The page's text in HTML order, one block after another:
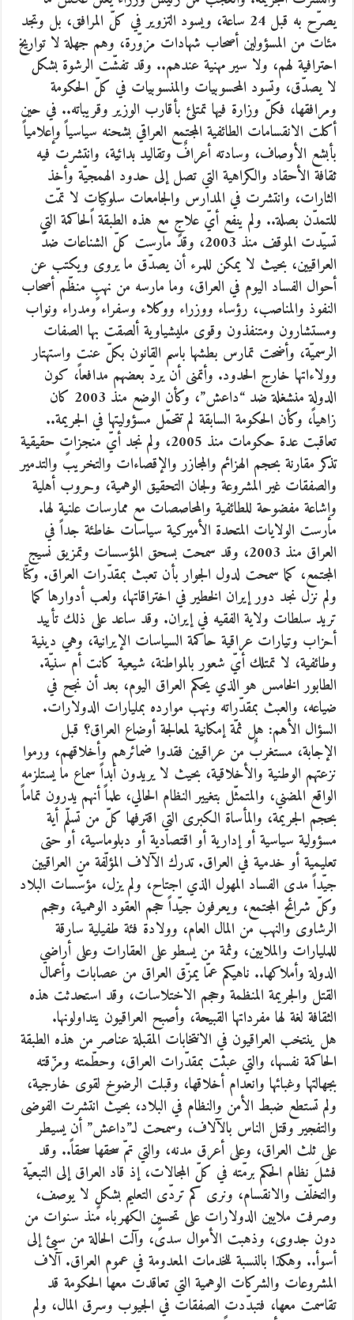
يصرّح به قبل 24 ساعة، ويسود التزوير في كلّ المرافق، بل وتجد
مئات من المسؤولين أصحاب شهادات مزوّرة، وهم جهلة لا تواريخ
احترافية لهم، ولا سير مهنية عندهم.. وقد تفشّت الرشوة بشكل
لا يصدّق، وتسود المحسوبيات والمنسوبيات في كلّ الحكومة
ومرافقها، فكلّ وزارة فيها تمتلئ بأقارب الوزير وقريباته.. في حين
أكلت الانقسامات الطائفية المجتمع العراقي بشحنه سياسياً وإعلامياً
بأبشع الأوصاف، وسادته أعرافٌ وتقاليد بدائية، وانتشرت فيه
ثقافة الأحقاد والكراهية التي تصل إلى حدود الهمجيّة وأخذ
الثارات، وانتشرت في المدارس والجامعات سلوكياتٍ لا تمّت
للتمدّن بصلة.. ولم ينفع أيّ علاجٍ مع هذه الطبقة الحاكمة التي
تسيّدت الموقف منذ 2003، وقد مارست كلّ الشناعات ضدّ
العراقيين، بحيث لا يمكن للمرء أن يصدّق ما يروى ويكتب عن
أحوال الفساد اليوم في العراق، وما مارسه من نهبٍ منظّم أصحاب
النفوذ والمناصب، رؤساء ووزراء ووكلاء وسفراء ومدراء ونواب
ومستشارون ومتنفذون وقوى مليشياوية ألصقت بها الصفات
الرسميّة، وأضحت تمارس بطشها باسم القانون بكلّ عنت واستهتار
وولاءاتها خارج الحدود. وأتمنى أن يردّ بعضهم مدافعاً، كون
الدولة منشغلة ضد “داعش”، وكأن الوضع منذ 2003 كان
زاهياً، وكأن الحكومة السابقة لم تتحمّل مسؤوليتها في الجريمة..
تعاقبت عدة حكومات منذ 2005، ولم نجد أيّ منجزاتٍ حقيقية
تذكر مقارنة بحجم الهزائم والمجازر والإقصاءات والتخريب والتدمير
والصفقات غير المشروعة ولجان التحقيق الوهمية، وحروب أهلية
وإشاعة مفضوحة للطائفية والمحاصصات مع ممارسات علنية لها.
مارست الولايات المتحدة الأميركية سياسات خاطئة جداً في
العراق منذ 2003، وقد سمحت بسحق المؤسسات وتمزيق نسيج
المجتمع، كما سمحت لدول الجوار بأن تعبث بمقدّرات العراق. وكنّا
ولم نزل نجد دور إيران الخطير في اختراقاتها، ولعب أدوارها كما
تريد سلطات ولاية الفقيه في إيران. وقد ساعد على ذلك تأييد
أحزاب وتيارات عراقية حاكمة السياسات الإيرانية، وهي دينية
وطائفية، لا تمتلك أيّ شعور بالمواطنة، شيعية كانت أم سنيّة.
الطابور الخامس هو الذي يحكم العراق اليوم، بعد أن نجح في
ضياعه، والعبث بمقدّراته ونهب موارده بمليارات الدولارات.
السؤال الأهم: هل ثمّة إمكانية لمعالجة أوضاع العراق؟ قبل
الإجابة، مستغربٌ من عراقيين فقدوا ضمائرهم وأخلاقهم، ورموا
نزعتهم الوطنية والأخلاقية، بحيث لا يريدون أبداً سماع ما يستلزمه
الواقع المضني، والمتمثّل بتغيير النظام الحالي، علماً أنهم يدرون تماماً
بحجم الجريمة، والمأساة الكبرى التي اقترفها كلّ من تسلّم أية
مسؤولية سياسية أو إدارية أو اقتصادية أو دبلوماسية، أو حتى
تعليمية أو خدمية في العراق. تدرك الآلاف المؤلّفة من العراقيين
جيّداً مدى الفساد المهول الذي اجتاح، ولم يزل، مؤسّسات البلاد
وكلّ شرائح المجتمع، ويعرفون جيّداً حجم العقود الوهمية، وحجم
الرشاوى والنهب من المال العام، وولادة فئة طفيلية سارقة
للمليارات والملايين، وثمة من يسطو على العقارات وعلى أراضي
الدولة وأملاكها.. ناهيكم عمّا يمزّق العراق من عصابات وأعمال
القتل والجريمة المنظمة وحجم الاختلاسات، وقد استحدثت هذه
الثقافة لغة لها مفرداتها القبيحة، وأصبح العراقيون يتداولونها.
هل ينتخب العراقيون في الانتخابات المقبلة عناصر من هذه الطبقة
الحاكمة نفسها، والتي عبثت بمقدّرات العراق، وحطّمته ومزّقته
بجهالتها وغبائها وانعدام أخلاقها، وقبلت الرضوخ لقوى خارجية،
ولم تستطع ضبط الأمن والنظام في البلاد، بحيث انتشرت الفوضى
والتفجير وقتل الناس بالآلاف، وسمحت لـ”داعش” أن يسيطر
على ثلث العراق، وعلى أعرق مدنه، والتي تمّ سحقها سحقاً.. وقد
فشلَ نظام الحكم برمّته في كلّ المجالات، إذ قاد العراق إلى التبعيّة
والتخلّف والانقسام، ونرى كم تردّى التعليم بشكلٍ لا يوصف،
وصرفت ملايين الدولارات على تحسين الكهرباء منذ سنوات من
دون جدوى، وذهبت الأموال سدىً، وآلت الحالة من سيئ إلى
أسوأ.. وهكذا بالنسبة للخدمات المعدومة في عموم العراق. آلاف
المشروعات والشركات الوهمية التي تعاقدت معها الحكومة قد
تقاسمت معها، فتبدّدت الصفقات في الجيوب وسرق المال، ولم